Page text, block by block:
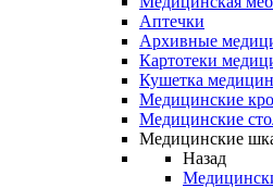
Аптечки
Архивные
Картотеки
Кушетка
Медицинские
Медицинские
Медицинские
Назад